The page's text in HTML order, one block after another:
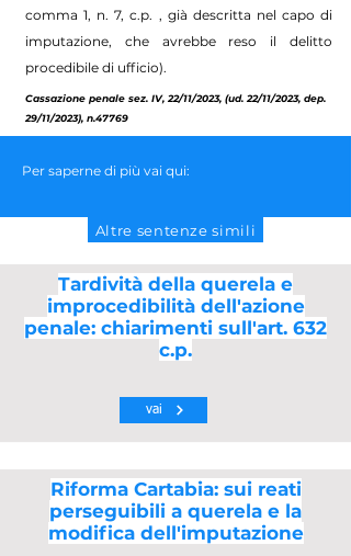
comma 1, n. 7, c.p. , già descritta nel capo di
imputazione, che avrebbe reso il delitto
procedibile di ufficio).
Cassazione penale sez. IV, 22/11/2023, (ud. 22/11/2023, dep.
29/11/2023), n.47769
Per saperne di più vai qui:
Altre sentenze simili
Tardività della querela e
improcedibilità dell'azione
penale: chiarimenti sull'art. 632
c.p.
vai
Riforma Cartabia: sui reati
perseguibili a querela e la
modifica dell'imputazione